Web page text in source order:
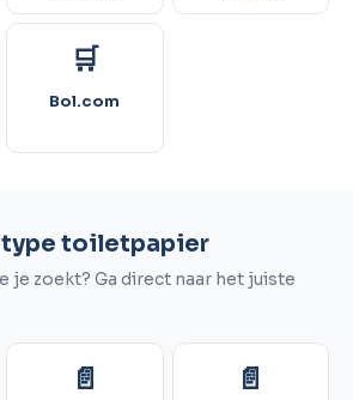
🛒
Bol.com
toiletpapier
je zoekt? Ga direct naar het juiste
📄 📄